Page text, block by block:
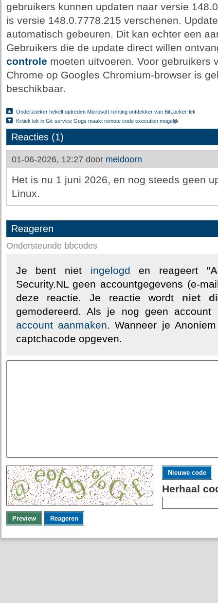
gebruikers kunnen updaten naar versie
is versie 148.0.7778.215 verschenen.
automatisch gebeuren. Dit kan echter een
Gebruikers die de update direct willen
controle moeten uitvoeren. Voor gebruikers
Chrome op Googles Chromium-browser is
beschikbaar.
Onderzoeker hekelt optreden Microsoft richting ontdekker van BitLocker-lek
Kritiek lek in Git-service Gogs maakt remote code execution mogelijk
Reacties (1)
01-06-2026, 12:27 door meidoorn
Het is nu 1 juni 2026, en nog steeds geen
Linux.
Reageren
Ondersteunde bbcodes
Je bent niet ingelogd en reageert "
Security.NL geen accountgegevens (e-
deze reactie. Je reactie wordt niet
gemodereerd. Als je nog geen
account aanmaken. Wanneer je
captchacode opgeven.
Nieuwe code
Herhaal
Preview Reageren